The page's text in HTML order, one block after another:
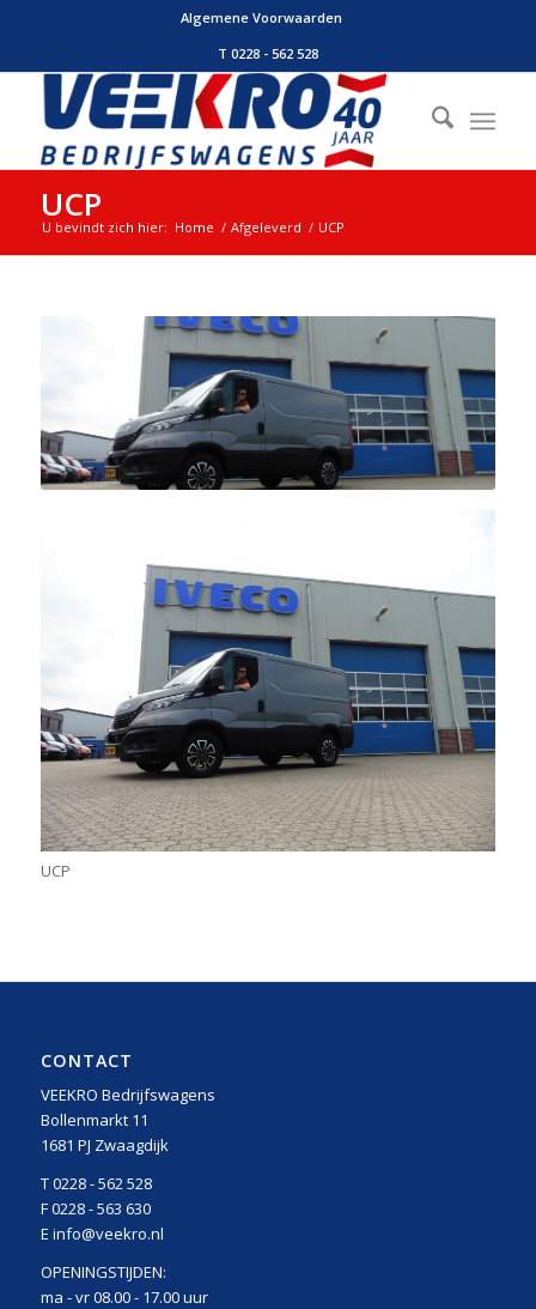
Algemene Voorwaarden
T 0228 - 562 528
UCP
U bevindt zich hier: Home / Afgeleverd / UCP
UCP
CONTACT
VEEKRO Bedrijfswagens
Bollenmarkt 11
1681 PJ Zwaagdijk
T 0228 - 562 528
F 0228 - 563 630
E info@veekro.nl
OPENINGSTIJDEN:
ma - vr 08.00 - 17.00 uur